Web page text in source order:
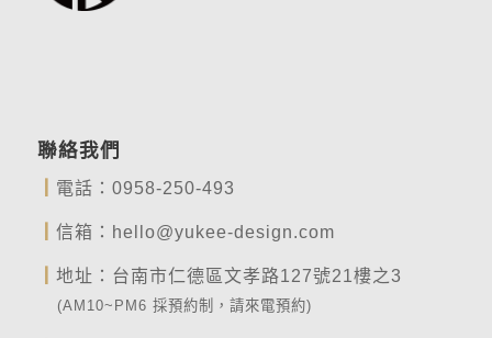
聯絡我們
電話： 0958-250-493
信箱： hello@yukee-design.com
地址：台南市仁德區文孝路127號21樓之3
(AM10~PM6 採預約制，請來電預約)